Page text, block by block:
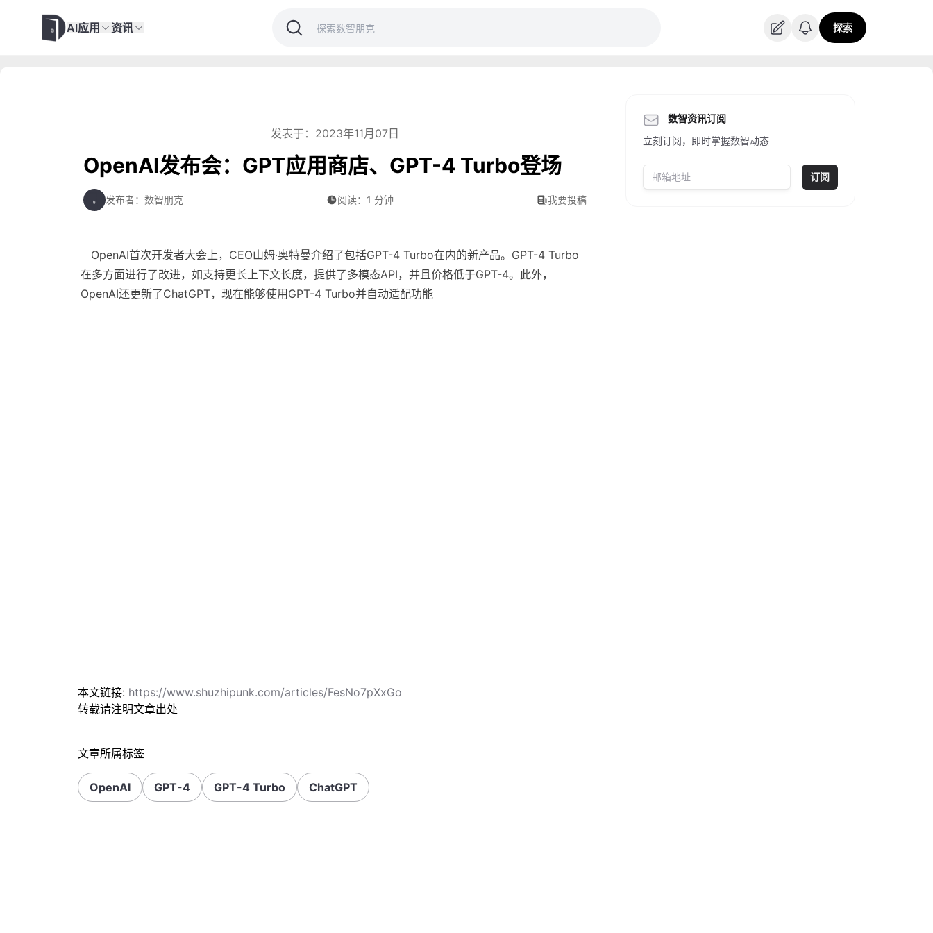
AI应用 资讯 探索
发表于：2023年11月07日
OpenAI发布会：GPT应用商店、GPT-4 Turbo登场
发布者：数智朋克 阅读：1 分钟 我要投稿
OpenAI首次开发者大会上，CEO山姆·奥特曼介绍了包括GPT-4 Turbo在内的新产品。GPT-4 Turbo
在多方面进行了改进，如支持更长上下文长度，提供了多模态API，并且价格低于GPT-4。此外，
OpenAI还更新了ChatGPT，现在能够使用GPT-4 Turbo并自动适配功能
数智资讯订阅
立刻订阅，即时掌握数智动态
订阅
本文链接: https://www.shuzhipunk.com/articles/FesNo7pXxGo
转载请注明文章出处
文章所属标签
OpenAI GPT-4 GPT-4 Turbo ChatGPT